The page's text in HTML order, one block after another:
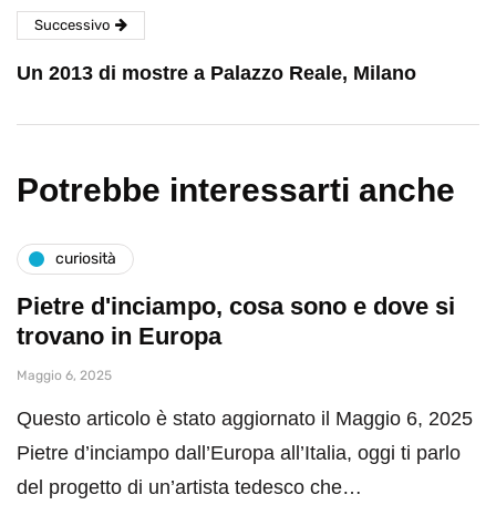
Successivo
Un 2013 di mostre a Palazzo Reale, Milano
Potrebbe interessarti anche
curiosità
Pietre d'inciampo, cosa sono e dove si
trovano in Europa
Maggio 6, 2025
Questo articolo è stato aggiornato il Maggio 6, 2025
Pietre d’inciampo dall’Europa all’Italia, oggi ti parlo
del progetto di un’artista tedesco che…